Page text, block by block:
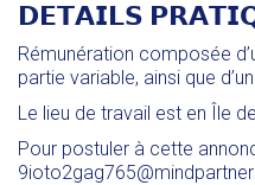
𝗗𝗘𝗧𝗔𝗜𝗟𝗦
Rémunération composée
partie variable, ainsi que
Le lieu de travail est en Île
Pour postuler à cette